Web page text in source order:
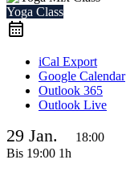
Yoga Class
iCal Export
Google Calendar
Outlook 365
Outlook Live
29 Jan.
18:00
Bis 19:00 1h